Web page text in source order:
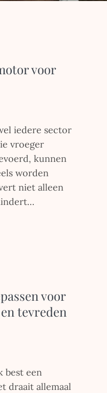
voor
iedere sector
vroeger
kunnen
worden
niet alleen
voor
tevreden
best een
draait allemaal